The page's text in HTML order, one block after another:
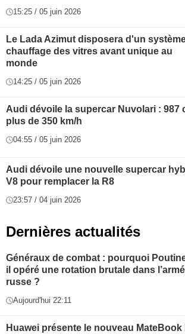
15:25 / 05 juin 2026
Le Lada Azimut disposera d'un
chauffage des vitres avant unique au
monde
14:25 / 05 juin 2026
Audi dévoile la supercar Nuvolari : 987
plus de 350 km/h
04:55 / 05 juin 2026
Audi dévoile une nouvelle supercar
V8 pour remplacer la R8
23:57 / 04 juin 2026
Dernières actualités
Généraux de combat : pourquoi
il opéré une rotation brutale dans
russe ?
Aujourd'hui 22:11
Huawei présente le nouveau MateBook